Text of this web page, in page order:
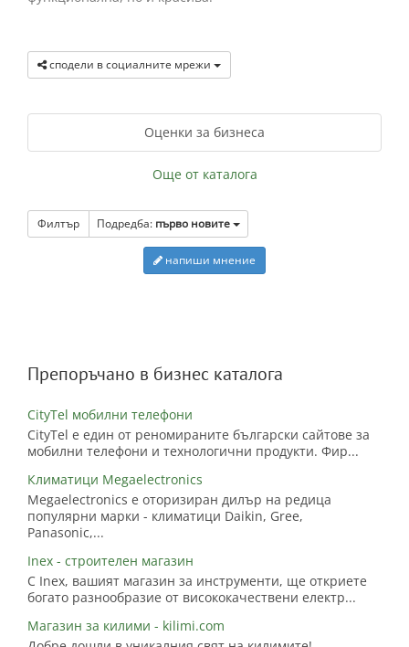
сподели в социалните мрежи
Оценки за бизнеса
Още от каталога
Филтър Подредба: първо новите
напиши мнение
Препоръчано в бизнес каталога
CityTel мобилни телефони
CityTel е един от реномираните български сайтове за
мобилни телефони и технологични продукти. Фир...
Климатици Megaelectronics
Megaelectronics е оторизиран дилър на редица
популярни марки - климатици Daikin, Gree,
Panasonic,...
Inex - строителен магазин
С Inex, вашият магазин за инструменти, ще откриете
богато разнообразие от висококачествени електр...
Магазин за килими - kilimi.com